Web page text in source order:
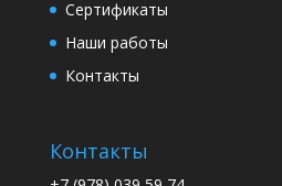
Сертификаты
Наши работы
Контакты
Контакты